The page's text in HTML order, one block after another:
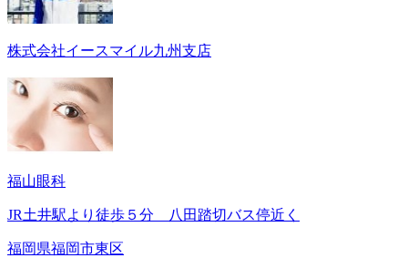
株式会社イースマイル九州支店
福山眼科
JR土井駅より徒歩５分 八田踏切バス停近く
福岡県福岡市東区